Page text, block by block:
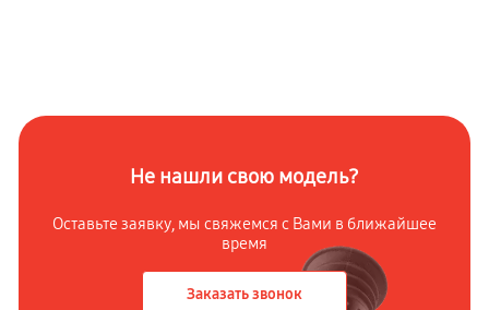
Не нашли свою модель?
Оставьте заявку, мы свяжемся с Вами в ближайшее
время
Заказать звонок